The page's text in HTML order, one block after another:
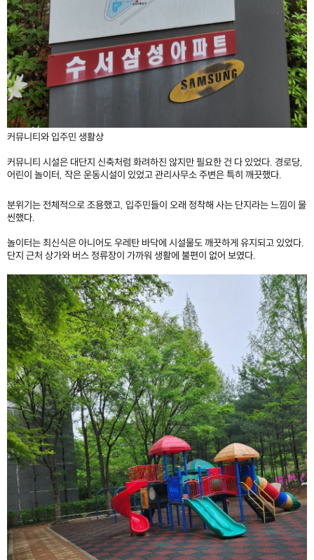
커뮤니티와 입주민 생활상
커뮤니티 시설은 대단지 신축처럼 화려하진 않지만 필요한 건 다 있었다. 경로당,
어린이 놀이터, 작은 운동시설이 있었고 관리사무소 주변은 특히 깨끗했다.
분위기는 전체적으로 조용했고, 입주민들이 오래 정착해 사는 단지라는 느낌이 물
씬했다.
놀이터는 최신식은 아니어도 우레탄 바닥에 시설물도 깨끗하게 유지되고 있었다.
단지 근처 상가와 버스 정류장이 가까워 생활에 불편이 없어 보였다.